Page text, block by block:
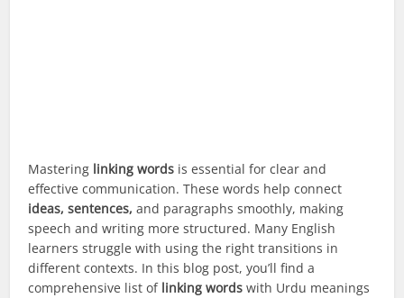
Mastering linking words is essential for clear and
effective communication. These words help connect
ideas, sentences, and paragraphs smoothly, making
speech and writing more structured. Many English
learners struggle with using the right transitions in
different contexts. In this blog post, you’ll find a
comprehensive list of linking words with Urdu meanings